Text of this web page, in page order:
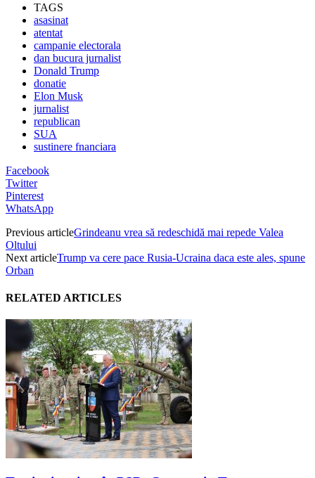
TAGS
asasinat
atentat
campanie electorala
dan bucura jurnalist
Donald Trump
donatie
Elon Musk
jurnalist
republican
SUA
sustinere fnanciara
Facebook
Twitter
Pinterest
WhatsApp
Previous articleGrindeanu vrea să redeschidă mai repede Valea
Oltului
Next articleTrump va cere pace Rusia-Ucraina daca este ales, spune
Orban
RELATED ARTICLES